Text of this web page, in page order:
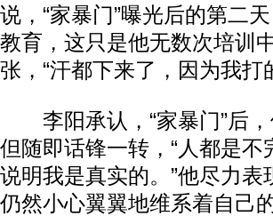
说，“家暴门”曝光后的第二
教育，这只是他无数次培训
张，“汗都下来了，因为我打
李阳承认，“家暴门”后，
但随即话锋一转，“人都是
说明我是真实的。”他尽力
仍然小心翼翼地维系着自己